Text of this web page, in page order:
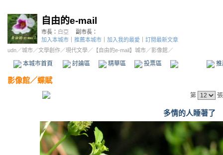
自由的e-mail
市長： 白亞
副市長：
加入本城市
推薦本城市 加入我的最愛
訂閱最新文章
udn／城市／文學創作／現代文學／ 【自由的e-mail】城市／影像館／
本城市首頁 討論區 精華區 投票區 影像館
影像館／蝶賦
第
多情的人睡著了